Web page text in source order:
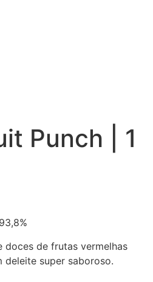
Punch | 1
93,8%
doces de frutas vermelhas
deleite super saboroso.